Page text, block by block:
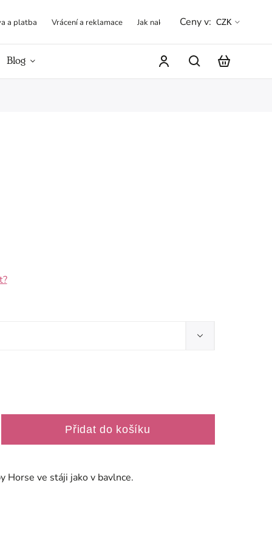
a platba Vrácení a reklamace Jak nakupovat Obchodní
Ceny v: CZK
Blog
Přidat do košíku
Horse ve stáji jako v bavlnce.